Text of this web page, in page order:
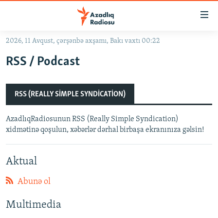
Əsas
qayıt
naviqasiyaya
qayıt
keç
#İZAHLA
KORRUPSIOMETR
#ƏSLINDƏ
FƏRQƏ BAX
ARAŞDIRMA
FOTOQALEREYA
OXU ZALI
HAQQIMIZDA
2026, 11 Avqust, çərşənbə axşamı, Bakı vaxtı 00:22
RSS / Podcast
RSS (REALLY SIMPLE SYNDICATION)
AzadlıqRadiosunun RSS (Really Simple Syndication)
xidmətinə qoşulun, xəbərlər dərhal birbaşa ekranınıza gəlsin!
Aktual
Abunə ol
Multimedia